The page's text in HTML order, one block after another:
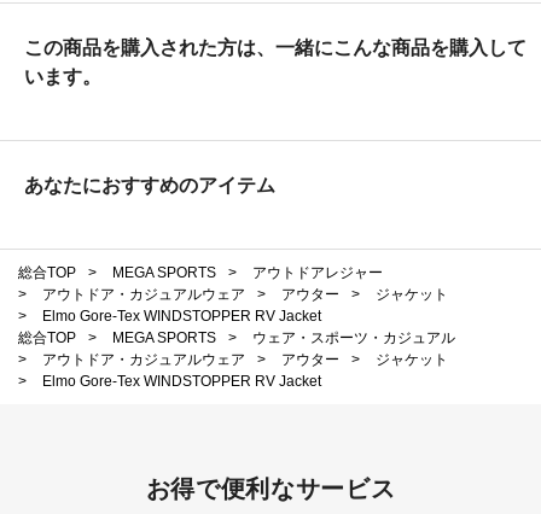
この商品を購入された方は、一緒にこんな商品を購入して
います。
あなたにおすすめのアイテム
総合TOP > MEGA SPORTS >
アウトドアレジャー
>
アウトドア・カジュアルウェア > アウター >
ジャケット
>
Elmo Gore-Tex WINDSTOPPER RV Jacket
総合TOP
> MEGA SPORTS >
ウェア・スポーツ・カジュアル
>
アウトドア・カジュアルウェア > アウター >
ジャケット
>
Elmo Gore-Tex WINDSTOPPER RV Jacket
お得で便利なサービス